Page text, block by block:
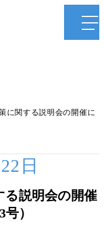
に関する説明会の開催に
日
る説明会の開催
）